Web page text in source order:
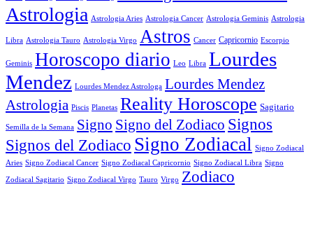
Astrologia Astrologia Aries Astrologia Cancer Astrologia Geminis Astrologia
Libra Astrologia Tauro Astrologia Virgo Astros Cancer Capricornio Escorpio
Geminis Horoscopo diario Leo Libra Lourdes
Mendez Lourdes Mendez Astrologa Lourdes Mendez
Astrologia Piscis Planetas Reality Horoscope Sagitario
Semilla de la Semana Signo Signo del Zodiaco Signos
Signos del Zodiaco Signo Zodiacal Signo Zodiacal
Aries Signo Zodiacal Cancer Signo Zodiacal Capricornio Signo Zodiacal Libra Signo
Zodiacal Sagitario Signo Zodiacal Virgo Tauro Virgo Zodiaco